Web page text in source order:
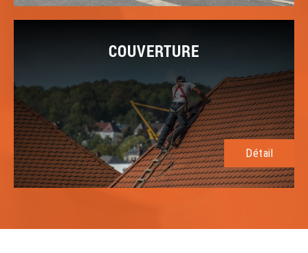
COUVERTURE
Détail